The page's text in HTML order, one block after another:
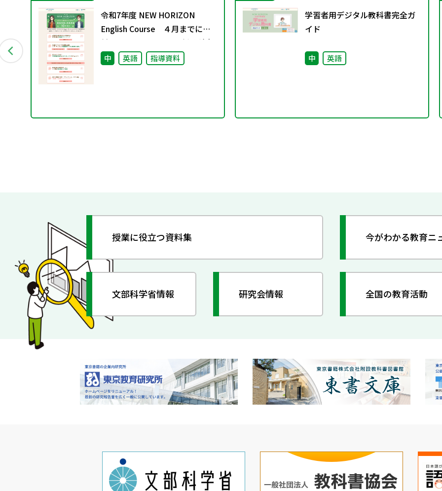
令和7年度 NEW HORIZON
English Course ４月までに絶
対におさえておきたい 新教科書
の授業準備 10のコト
中 英語 指導資料
学習者用デジタル教科書完全ガ
イド
中 英語
授業に役立つ資料集 今がわかる教育ニ
文部科学省情報 研究会情報 全国の教育活動